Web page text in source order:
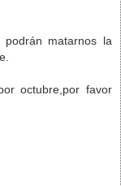
matarnos la
octubre,por favor